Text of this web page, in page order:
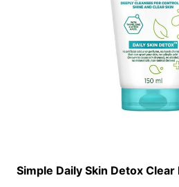
Simple Daily Skin Detox Clear